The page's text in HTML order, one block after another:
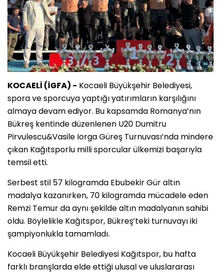
KOCAELİ (İGFA) - Kocaeli Büyükşehir Belediyesi,
spora ve sporcuya yaptığı yatırımların karşılığını
almaya devam ediyor. Bu kapsamda Romanya’nın
Bükreş kentinde düzenlenen U20 Dumitru
Pirvulescu&Vasile Iorga Güreş Turnuvası’nda mindere
çıkan Kağıtsporlu milli sporcular ülkemizi başarıyla
temsil etti.
Serbest stil 57 kilogramda Ebubekir Gür altın
madalya kazanırken, 70 kilogramda mücadele eden
Remzi Temur da aynı şekilde altın madalyanın sahibi
oldu. Böylelikle Kağıtspor, Bükreş’teki turnuvayı iki
şampiyonlukla tamamladı.
Kocaeli Büyükşehir Belediyesi Kağıtspor, bu hafta
farklı branşlarda elde ettiği ulusal ve uluslararası